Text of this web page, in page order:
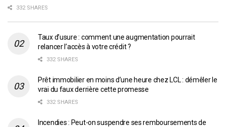
332 SHARES
Taux d’usure : comment une augmentation pourrait
relancer l’accès à votre crédit ?
332 SHARES
Prêt immobilier en moins d’une heure chez LCL : démêler le
vrai du faux derrière cette promesse
332 SHARES
Incendies : Peut-on suspendre ses remboursements de